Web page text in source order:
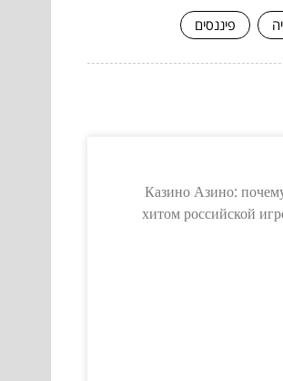
פיננסים
Казино Азино:
хитом российской